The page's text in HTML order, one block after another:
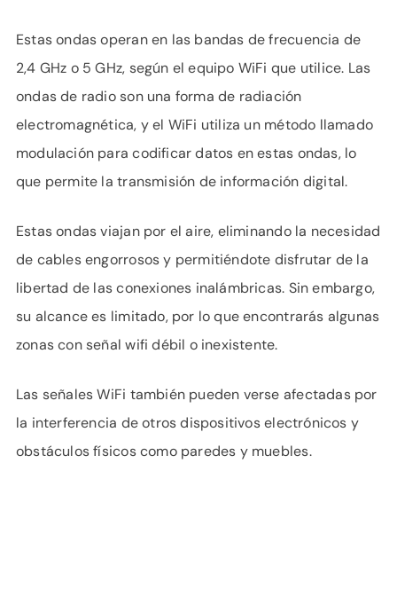
Estas ondas operan en las bandas de frecuencia de
2,4 GHz o 5 GHz, según el equipo WiFi que utilice. Las
ondas de radio son una forma de radiación
electromagnética, y el WiFi utiliza un método llamado
modulación para codificar datos en estas ondas, lo
que permite la transmisión de información digital.
Estas ondas viajan por el aire, eliminando la necesidad
de cables engorrosos y permitiéndote disfrutar de la
libertad de las conexiones inalámbricas. Sin embargo,
su alcance es limitado, por lo que encontrarás algunas
zonas con señal wifi débil o inexistente.
Las señales WiFi también pueden verse afectadas por
la interferencia de otros dispositivos electrónicos y
obstáculos físicos como paredes y muebles.